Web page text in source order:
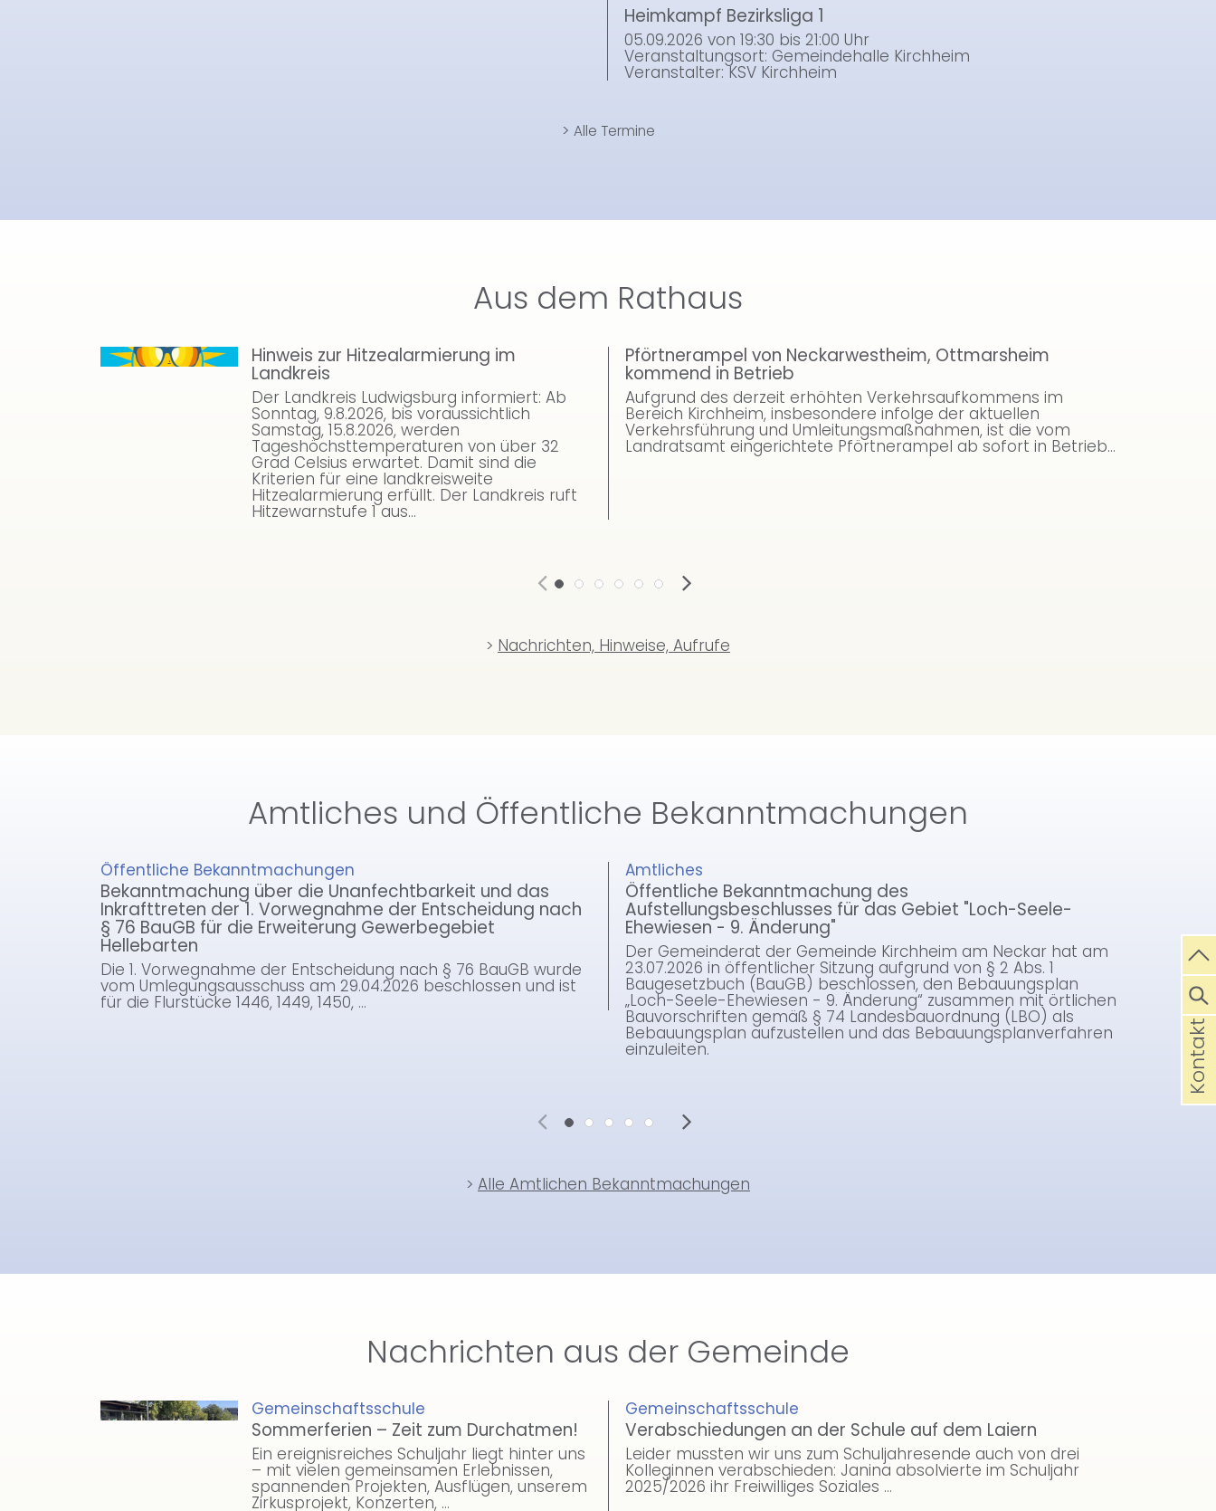
Heimkampf Bezirksliga 1
05.09.2026 von 19:30 bis 21:00 Uhr
Veranstaltungsort: Gemeindehalle Kirchheim
Veranstalter: KSV Kirchheim
> Alle Termine
Aus dem Rathaus
. Hinweis zur Hitzealarmierung im
Landkreis
Der Landkreis Ludwigsburg informiert: Ab
Sonntag, 9.8.2026, bis voraussichtlich
Samstag, 15.8.2026, werden
Tageshöchsttemperaturen von über 32
Grad Celsius erwartet. Damit sind die
Kriterien für eine landkreisweite
Hitzealarmierung erfüllt. Der Landkreis ruft
Hitzewarnstufe 1 aus...
Pförtnerampel von Neckarwestheim, Ottmarsheim
kommend in Betrieb
Aufgrund des derzeit erhöhten Verkehrsaufkommens im
Bereich Kirchheim, insbesondere infolge der aktuellen
Verkehrsführung und Umleitungsmaßnahmen, ist die vom
Landratsamt eingerichtete Pförtnerampel ab sofort in Betrieb...
> Nachrichten, Hinweise, Aufrufe
Amtliches und Öffentliche Bekanntmachungen
Öffentliche Bekanntmachungen
Bekanntmachung über die Unanfechtbarkeit und das
Inkrafttreten der 1. Vorwegnahme der Entscheidung nach
§ 76 BauGB für die Erweiterung Gewerbegebiet
Hellebarten
Die 1. Vorwegnahme der Entscheidung nach § 76 BauGB wurde
vom Umlegungsausschuss am 29.04.2026 beschlossen und ist
für die Flurstücke 1446, 1449, 1450, …
Amtliches
Öffentliche Bekanntmachung des
Aufstellungsbeschlusses für das Gebiet "Loch-Seele-
Ehewiesen - 9. Änderung"
Der Gemeinderat der Gemeinde Kirchheim am Neckar hat am
23.07.2026 in öffentlicher Sitzung aufgrund von § 2 Abs. 1
Baugesetzbuch (BauGB) beschlossen, den Bebauungsplan
„Loch-Seele-Ehewiesen - 9. Änderung“ zusammen mit örtlichen
Bauvorschriften gemäß § 74 Landesbauordnung (LBO) als
Bebauungsplan aufzustellen und das Bebauungsplanverfahren
einzuleiten.
hat
seiner
> Alle Amtlichen Bekanntmachungen
Nachrichten aus der Gemeinde
. Gemeinschaftsschule
Sommerferien – Zeit zum Durchatmen!
Ein ereignisreiches Schuljahr liegt hinter uns
– mit vielen gemeinsamen Erlebnissen,
spannenden Projekten, Ausflügen, unserem
Zirkusprojekt, Konzerten, …
Gemeinschaftsschule
Verabschiedungen an der Schule auf dem Laiern
Leider mussten wir uns zum Schuljahresende auch von drei
Kolleginnen verabschieden: Janina absolvierte im Schuljahr
2025/2026 ihr Freiwilliges Soziales …
Kontakt